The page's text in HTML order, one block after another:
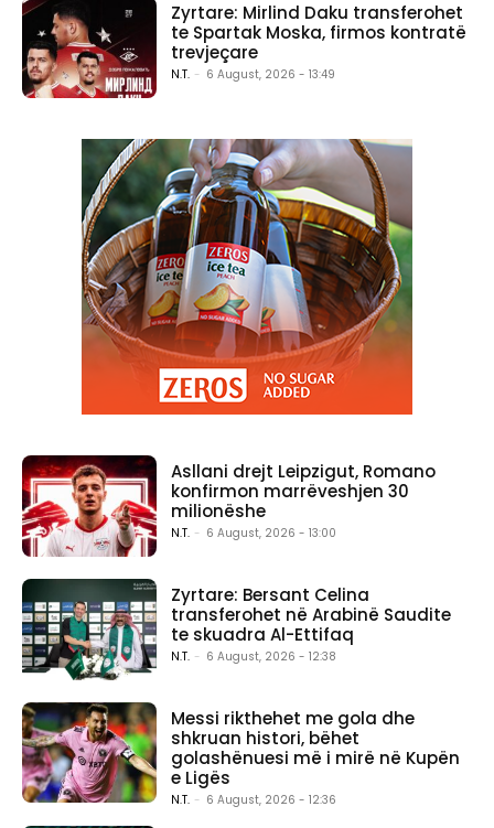
Zyrtare: Mirlind Daku transferohet
te Spartak Moska, firmos kontratë
trevjeçare
N.T. - 6 August, 2026 - 13:49
Asllani drejt Leipzigut, Romano
konfirmon marrëveshjen 30
milionëshe
N.T. - 6 August, 2026 - 13:00
Zyrtare: Bersant Celina
transferohet në Arabinë Saudite
te skuadra Al-Ettifaq
N.T. - 6 August, 2026 - 12:38
Messi rikthehet me gola dhe
shkruan histori, bëhet
golashënuesi më i mirë në Kupën
e Ligës
N.T. - 6 August, 2026 - 12:36